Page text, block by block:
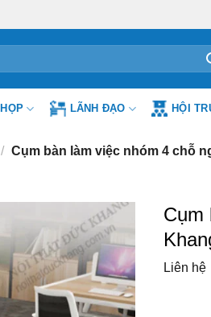
LÃNH ĐẠO HỘI
/ Cụm bàn làm việc nhóm 4 chỗ
Cụm
Liên hệ